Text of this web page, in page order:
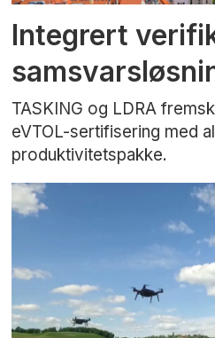
Integrert
TASKING og LDRA
eVTOL-sertifisering med
produktivitetspakke.